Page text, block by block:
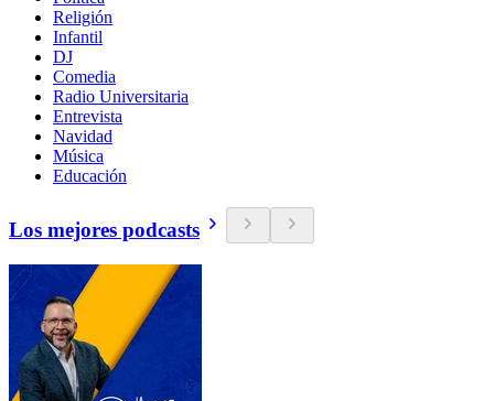
Religión
Infantil
DJ
Comedia
Radio Universitaria
Entrevista
Navidad
Música
Educación
Los mejores podcasts